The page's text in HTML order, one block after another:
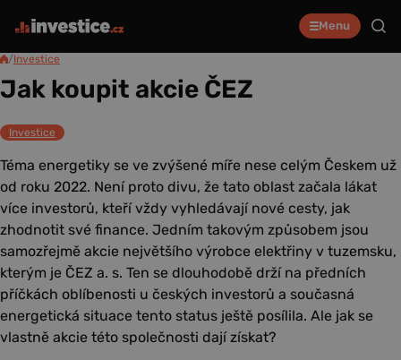
Menu
/Investice
Jak koupit akcie ČEZ
Investice
Téma energetiky se ve zvýšené míře nese celým Českem už
od roku 2022. Není proto divu, že tato oblast začala lákat
více investorů, kteří vždy vyhledávají nové cesty, jak
zhodnotit své finance. Jedním takovým způsobem jsou
samozřejmě akcie největšího výrobce elektřiny v tuzemsku,
kterým je ČEZ a. s. Ten se dlouhodobě drží na předních
příčkách oblíbenosti u českých investorů a současná
energetická situace tento status ještě posílila. Ale jak se
vlastně akcie této společnosti dají získat?